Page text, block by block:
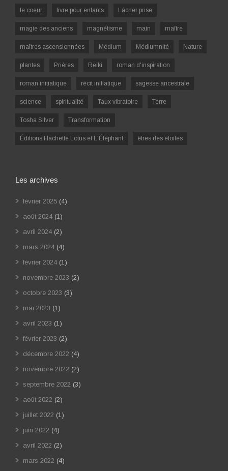
le coeur livre pour enfants Lâcher prise
magie des anciens magnétisme main maître
maîtres ascensionnées Médium Médiumnité Nature
plantes Prières Reiki roman d'inspiration
roman initiatique récit initiatique sagesse ancestrale
science spiritualité Taux vibratoire Terre
Tosha Silver Transformation
Éditions Hachette Lotus et L'Éléphant êtres des étoiles
Les archives
février 2025 (4)
août 2024 (1)
avril 2024 (2)
mars 2024 (4)
février 2024 (1)
novembre 2023 (2)
octobre 2023 (3)
mai 2023 (1)
avril 2023 (1)
février 2023 (2)
décembre 2022 (4)
novembre 2022 (2)
septembre 2022 (3)
août 2022 (2)
juillet 2022 (1)
juin 2022 (4)
avril 2022 (2)
mars 2022 (4)